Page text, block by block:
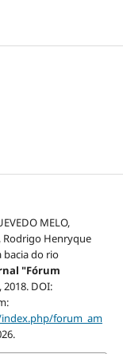
MELO,
Rodrigo Henryque
bacia do rio
"Fórum
2018. DOI:
forum_am